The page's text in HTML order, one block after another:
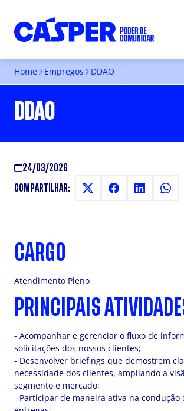
Home Empregos DDAO
DDAO
24/03/2026
COMPARTILHAR:
CARGO
Atendimento Pleno
PRINCIPAIS
- Acompanhar e gerenciar o fluxo de
solicitações dos nossos clientes;
- Desenvolver briefings que demostrem
necessidade dos clientes, ampliando a
segmento e mercado;
- Participar de maneira ativa na condução